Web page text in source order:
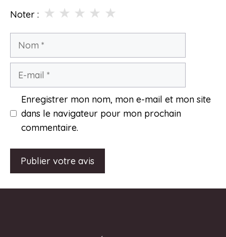
Noter : ★
★
★
★
★
Nom
Enregistrer mon nom, mon e-mail et mon site
dans le navigateur pour mon prochain
commentaire.